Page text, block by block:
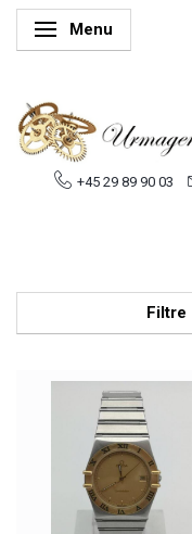
Skifte navigation
Menu
+45 29 89 90 03
Filtre